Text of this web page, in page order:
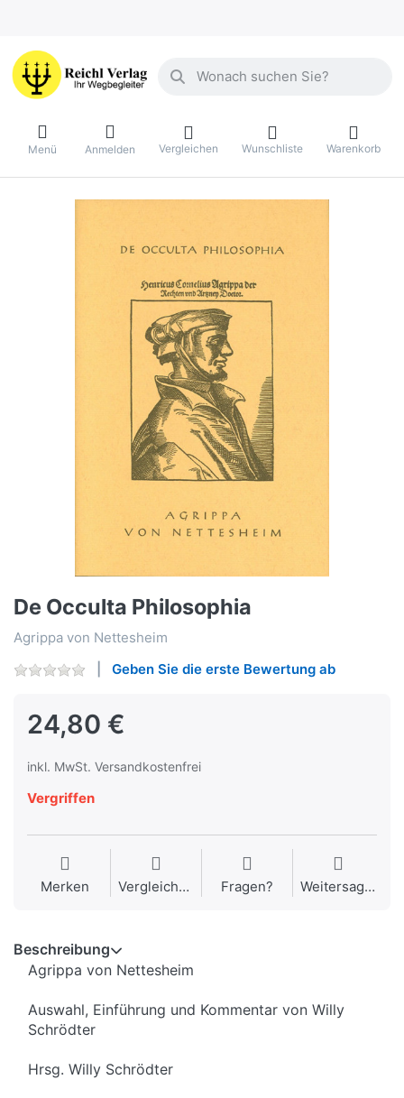
Geben Sie einen Suchbegriff ein.
Menü Anmelden Vergleichen Wunschliste Warenkorb
De Occulta Philosophia
Agrippa von Nettesheim
Geben Sie die erste Bewertung ab
24,80 €
inkl. MwSt. Versandkostenfrei
Vergriffen
Merken Vergleichen Fragen? Weitersagen
Beschreibung
Agrippa von Nettesheim
Auswahl, Einführung und Kommentar von Willy
Schrödter
Hrsg. Willy Schrödter